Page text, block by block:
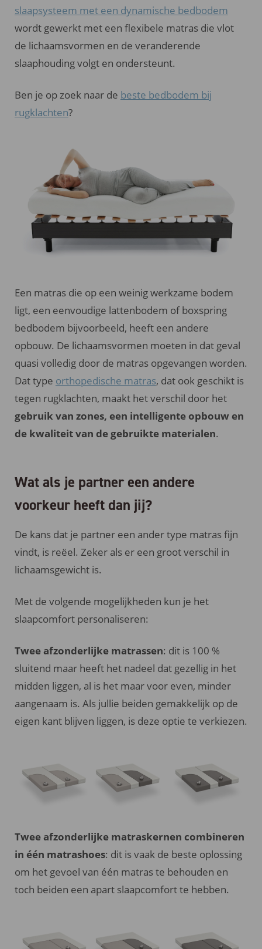
slaapsysteem met een dynamische bedbodem
wordt gewerkt met een flexibele matras die vlot
de lichaamsvormen en de veranderende
slaaphouding volgt en ondersteunt.
Ben je op zoek naar de beste bedbodem bij
rugklachten?
Een matras die op een weinig werkzame bodem
ligt, een eenvoudige lattenbodem of boxspring
bedbodem bijvoorbeeld, heeft een andere
opbouw. De lichaamsvormen moeten in dat geval
quasi volledig door de matras opgevangen worden.
Dat type orthopedische matras, dat ook geschikt is
tegen rugklachten, maakt het verschil door het
gebruik van zones, een intelligente opbouw en
de kwaliteit van de gebruikte materialen.
Wat als je partner een andere
voorkeur heeft dan jij?
De kans dat je partner een ander type matras fijn
vindt, is reëel. Zeker als er een groot verschil in
lichaamsgewicht is.
Met de volgende mogelijkheden kun je het
slaapcomfort personaliseren:
Twee afzonderlijke matrassen: dit is 100 %
sluitend maar heeft het nadeel dat gezellig in het
midden liggen, al is het maar voor even, minder
aangenaam is. Als jullie beiden gemakkelijk op de
eigen kant blijven liggen, is deze optie te verkiezen.
Twee afzonderlijke matraskernen combineren
in één matrashoes: dit is vaak de beste oplossing
om het gevoel van één matras te behouden en
toch beiden een apart slaapcomfort te hebben.